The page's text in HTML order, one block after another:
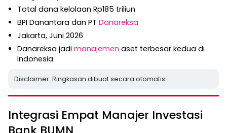
Total dana kelolaan Rp185 triliun
BPI Danantara dan PT Danareksa
Jakarta, Juni 2026
Danareksa jadi manajemen aset terbesar kedua di
Indonesia
Disclaimer: Ringkasan dibuat secara otomatis.
Integrasi Empat Manajer Investasi